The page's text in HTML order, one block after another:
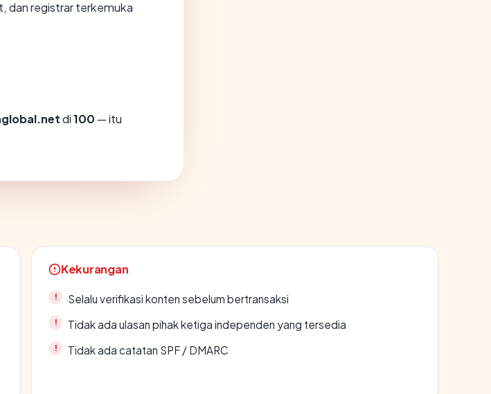
dan registrar terkemuka
di100 — itu
Kekurangan
Selalu verifikasi konten sebelum bertransaksi
Tidak ada ulasan pihak ketiga independen yang tersedia
Tidak ada catatan SPF / DMARC